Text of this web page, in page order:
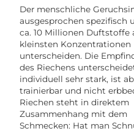
Der menschliche
ausgesprochen spezifisch
ca. 10 Millionen Duftstoffe
kleinsten Konzentrationen
unterscheiden. Die
des Riechens
individuell sehr stark, ist
trainierbar und nicht
Riechen steht in direktem
Zusammenhang mit dem
Schmecken: Hat man